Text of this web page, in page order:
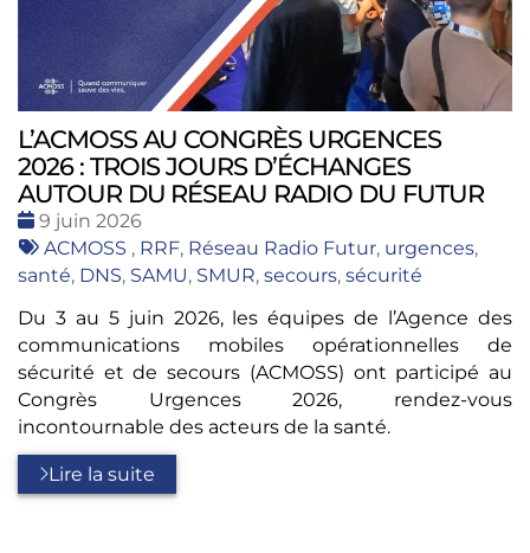
L’ACMOSS AU CONGRÈS URGENCES
2026 : TROIS JOURS D’ÉCHANGES
AUTOUR DU RÉSEAU RADIO DU FUTUR
Date
:
9 juin 2026
Tags
:
ACMOSS , RRF, Réseau Radio Futur, urgences,
santé, DNS, SAMU, SMUR, secours, sécurité
Du 3 au 5 juin 2026, les équipes de l’Agence des
communications mobiles opérationnelles de
sécurité et de secours (ACMOSS) ont participé au
Congrès Urgences 2026, rendez-vous
incontournable des acteurs de la santé.
Lire la suite